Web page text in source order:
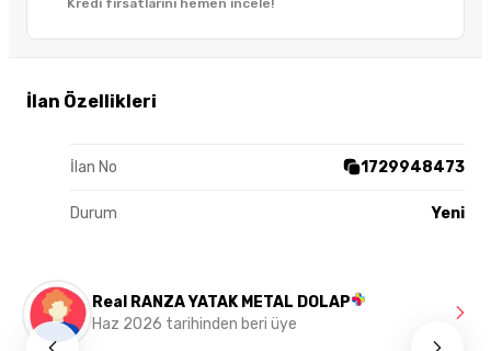
Kredi fırsatlarını hemen incele!
İlan Özellikleri
İlan No 1729948473
Durum Yeni
Real RANZA YATAK METAL DOLAP
Haz 2026 tarihinden beri üye